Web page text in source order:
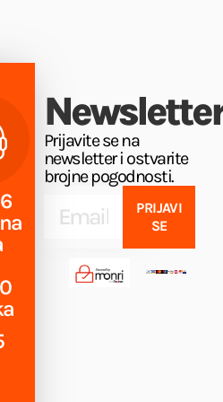
Newsletter
Prijavite se na
newsletter i ostvarite
brojne pogodnosti.
PRIJAVI
SE